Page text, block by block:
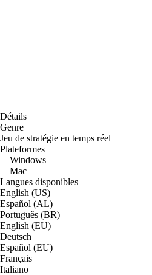
Détails
Genre
Jeu de stratégie en temps réel
Plateformes
Windows
Mac
Langues disponibles
English (US)
Español (AL)
Português (BR)
English (EU)
Deutsch
Español (EU)
Français
Italiano